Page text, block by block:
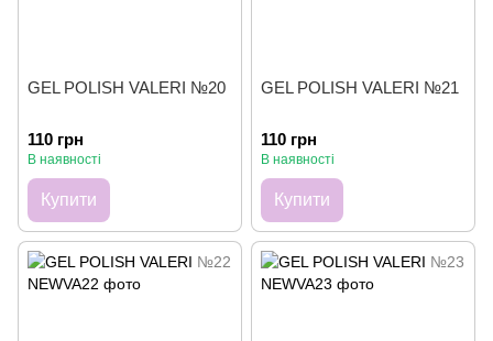
GEL POLISH VALERI №20
110 грн
В наявності
Купити
GEL POLISH VALERI №21
110 грн
В наявності
Купити